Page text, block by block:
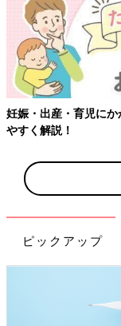
妊娠・出産・育児に
やすく解説！
ピックアップ